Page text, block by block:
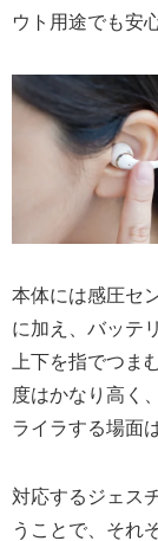
ウト用途でも安
本体には感圧セ
に加え、バッテ
上下を指でつま
度はかなり高く
ライラする場面
対応するジェス
うことで、それ